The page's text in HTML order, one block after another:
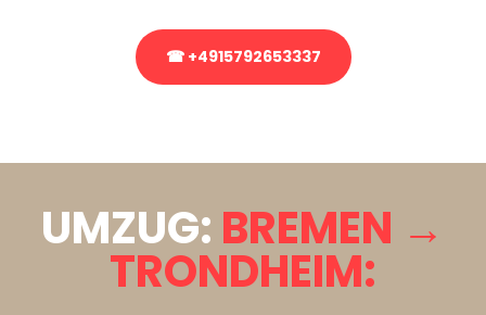
☎ +4915792653337
UMZUG: BREMEN →
TRONDHEIM: